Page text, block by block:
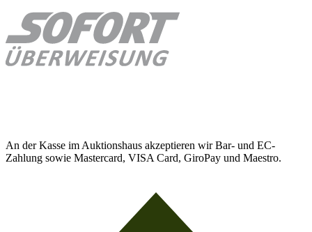
An der Kasse im Auktionshaus akzeptieren wir Bar- und EC-
Zahlung sowie Mastercard, VISA Card, GiroPay und Maestro.